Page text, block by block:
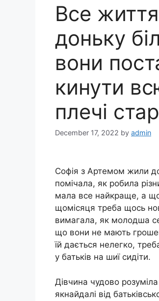
Все
доньку
вони
кинути
плечі
December 17, 2022 by admin
Софія з Артемом жили
помічала, як робила
мала все найкраще, а
щомісяця треба щось
вимагала, як молодша
що вони не мають
їй дається нелегко,
у батьків на шиї сидіти.
Дівчина чудово
якнайдалі від